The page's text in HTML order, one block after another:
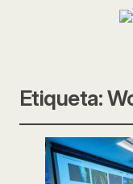
Etiqueta: